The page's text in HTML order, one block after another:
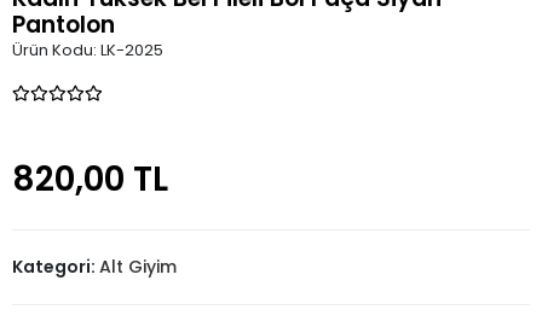
Pantolon
Ürün Kodu: LK-2025
820,00 TL
Kategori: Alt Giyim